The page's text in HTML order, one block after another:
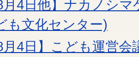
8月4日他】ナカノシ
も文化センター)
8月4日】こども運営